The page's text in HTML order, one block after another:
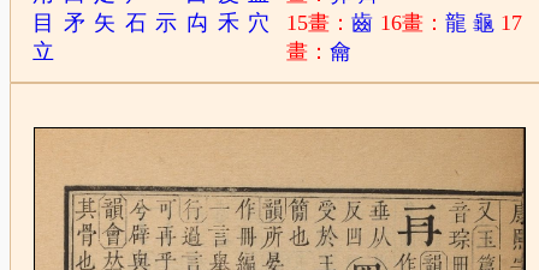
目
矛 矢 石 示 禸 禾 穴
立
15畫：齒 16畫： 龍 龜 17
畫：龠